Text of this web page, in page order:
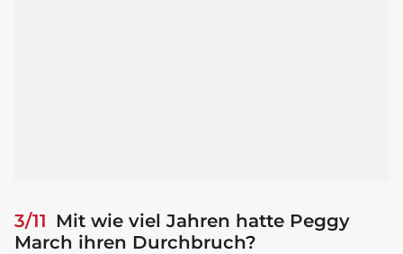
3/11 Mit wie viel Jahren hatte Peggy
March ihren Durchbruch?